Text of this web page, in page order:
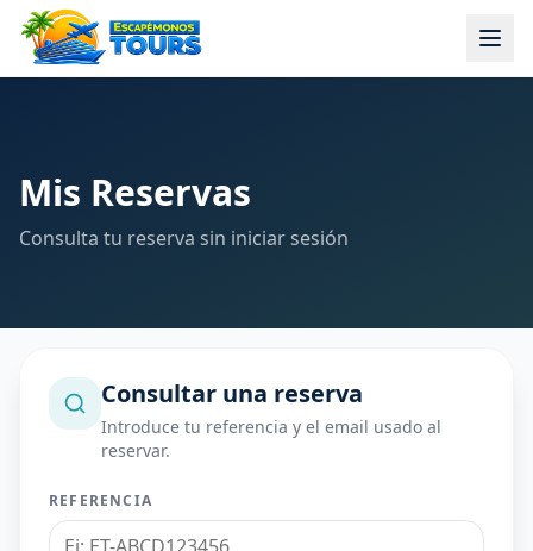
Mis Reservas
Consulta tu reserva sin iniciar sesión
Consultar una reserva
Introduce tu referencia y el email usado al
reservar.
REFERENCIA